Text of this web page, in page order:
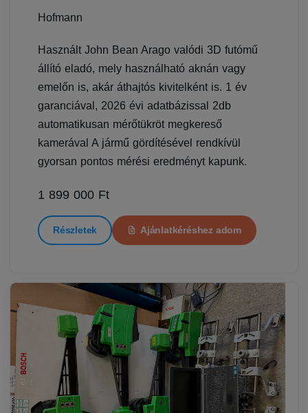
Hofmann
Használt John Bean Arago valódi 3D futómű
állító eladó, mely használható aknán vagy
emelőn is, akár áthajtós kivitelként is. 1 év
garanciával, 2026 évi adatbázissal 2db
automatikusan mérőtükröt megkereső
kamerával A jármű gördítésével rendkívül
gyorsan pontos mérési eredményt kapunk.
1 899 000 Ft
Részletek Ajánlatkéréshez adom